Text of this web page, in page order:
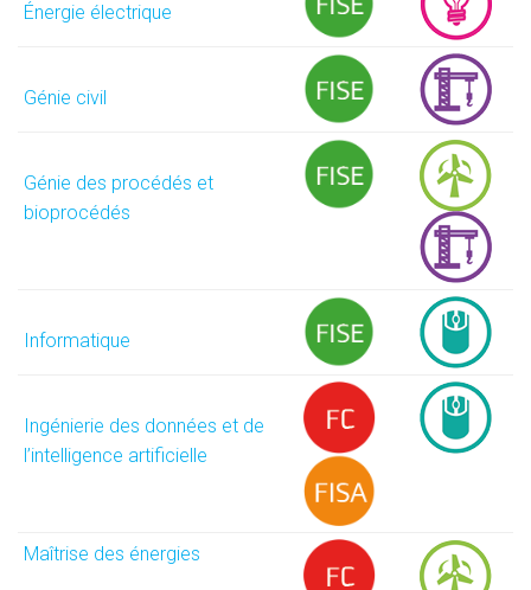
Énergie électrique
Génie civil
Génie des procédés et
bioprocédés
Informatique
Ingénierie des données et de
l’intelligence artificielle
Maîtrise des énergies